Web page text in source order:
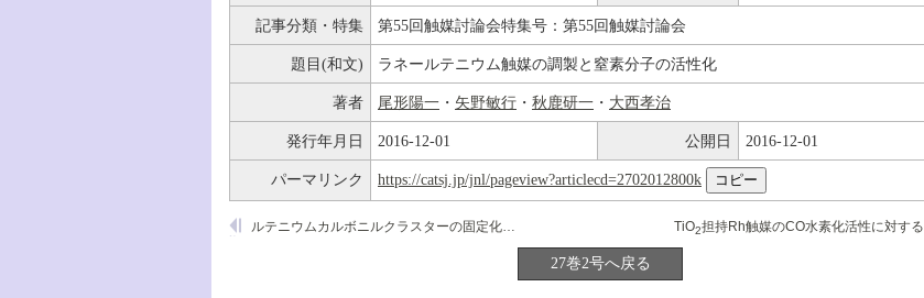
記事分類・特集 第55回触媒討論会特集号：第55回触媒討論会
題目(和文) ラネールテニウム触媒の調製と窒素分子の活性化
著者 尾形陽一 ・ 矢野敏行 ・ 秋鹿研一 ・ 大西孝治
発行年月日 2016-12-01 公開日 2016-12-01
パーマリンク https://catsj.jp/jnl/pageview?articlecd=2702012800k
TiO2担持Rh触媒のCO水素化活性に対する金属-担体間相互作用の速度論的検討
ルテニウムカルボニルクラスターの固定化と触媒作用
27巻2号へ戻る